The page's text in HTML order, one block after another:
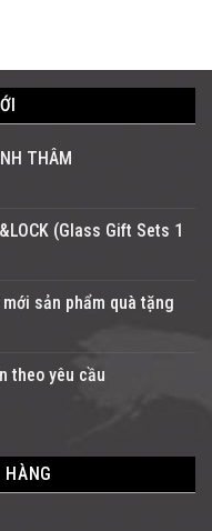
THÂM
(Glass Gift Sets 1
sản phẩm quà tặng
theo yêu cầu